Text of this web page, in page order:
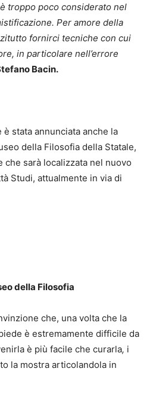
troppo poco considerato nel
Per amore della
fornirci tecniche con cui
in particolare nell’errore
Bacin.
stata annunciata anche la
della Filosofia della Statale,
che sarà localizzata nel nuovo
Studi, attualmente in via di
della Filosofia
che, una volta che la
è estremamente difficile da
è più facile che curarla, i
la mostra articolandola in